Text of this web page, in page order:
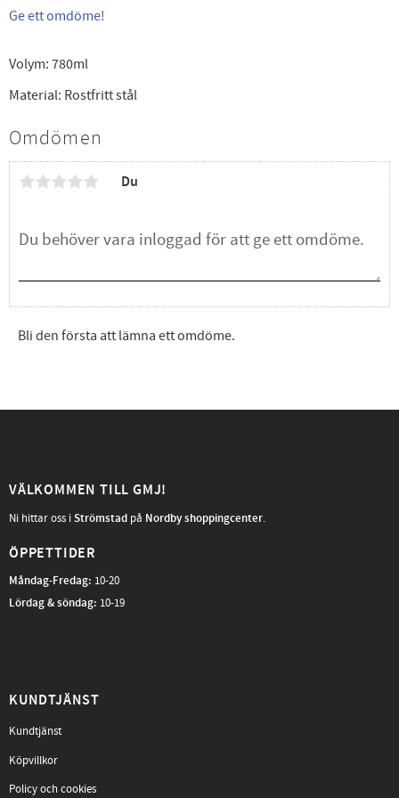
Ge ett omdöme!
Volym: 780ml
Material: Rostfritt stål
Omdömen
Du
Bli den första att lämna ett omdöme.
VÄLKOMMEN TILL GMJ!
Ni hittar oss iStrömstad på Nordby shoppingcenter.
ÖPPETTIDER
Måndag-Fredag: 10-20
Lördag & söndag: 10-19
KUNDTJÄNST
Kundtjänst
Köpvillkor
Policy och cookies